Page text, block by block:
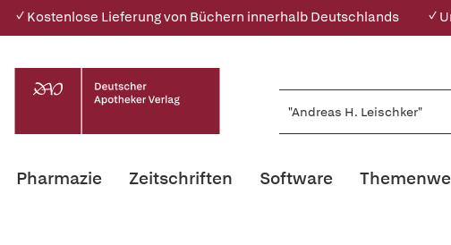
✓ Kostenlose Lieferung von Büchern innerhalb Deutschlands ✓
Pharmazie Zeitschriften Software